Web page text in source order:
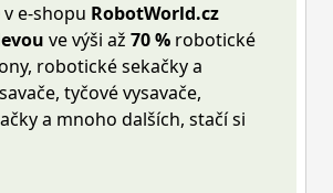
v e-shopu RobotWorld.cz
ve výši až 70 % robotické
robotické sekačky a
tyčové vysavače,
a mnoho dalších, stačí si